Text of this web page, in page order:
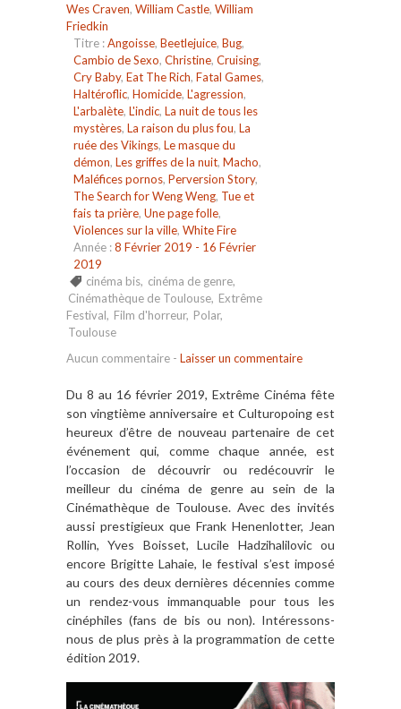
Wes Craven, William Castle, William
Friedkin
Titre :Angoisse, Beetlejuice, Bug,
Cambio de Sexo, Christine, Cruising,
Cry Baby, Eat The Rich, Fatal Games,
Haltéroflic, Homicide, L'agression,
L'arbalète, L'indic, La nuit de tous les
mystères, La raison du plus fou, La
ruée des Vikings, Le masque du
démon, Les griffes de la nuit, Macho,
Maléfices pornos, Perversion Story,
The Search for Weng Weng, Tue et
fais ta prière, Une page folle,
Violences sur la ville, White Fire
Année :8 Février 2019 - 16 Février
2019
cinéma bis, cinéma de genre,
Cinémathèque de Toulouse, Extrême
Festival, Film d'horreur, Polar,
Toulouse
Aucun commentaire - Laisser un commentaire
Du 8 au 16 février 2019, Extrême Cinéma fête
son vingtième anniversaire et Culturopoing est
heureux d’être de nouveau partenaire de cet
événement qui, comme chaque année, est
l’occasion de découvrir ou redécouvrir le
meilleur du cinéma de genre au sein de la
Cinémathèque de Toulouse. Avec des invités
aussi prestigieux que Frank Henenlotter, Jean
Rollin, Yves Boisset, Lucile Hadzihalilovic ou
encore Brigitte Lahaie, le festival s’est imposé
au cours des deux dernières décennies comme
un rendez-vous immanquable pour tous les
cinéphiles (fans de bis ou non). Intéressons-
nous de plus près à la programmation de cette
édition 2019.